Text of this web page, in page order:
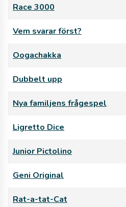
Race 3000
Vem svarar först?
Oogachakka
Dubbelt upp
Nya familjens frågespel
Ligretto Dice
Junior Pictolino
Geni Original
Rat-a-tat-Cat